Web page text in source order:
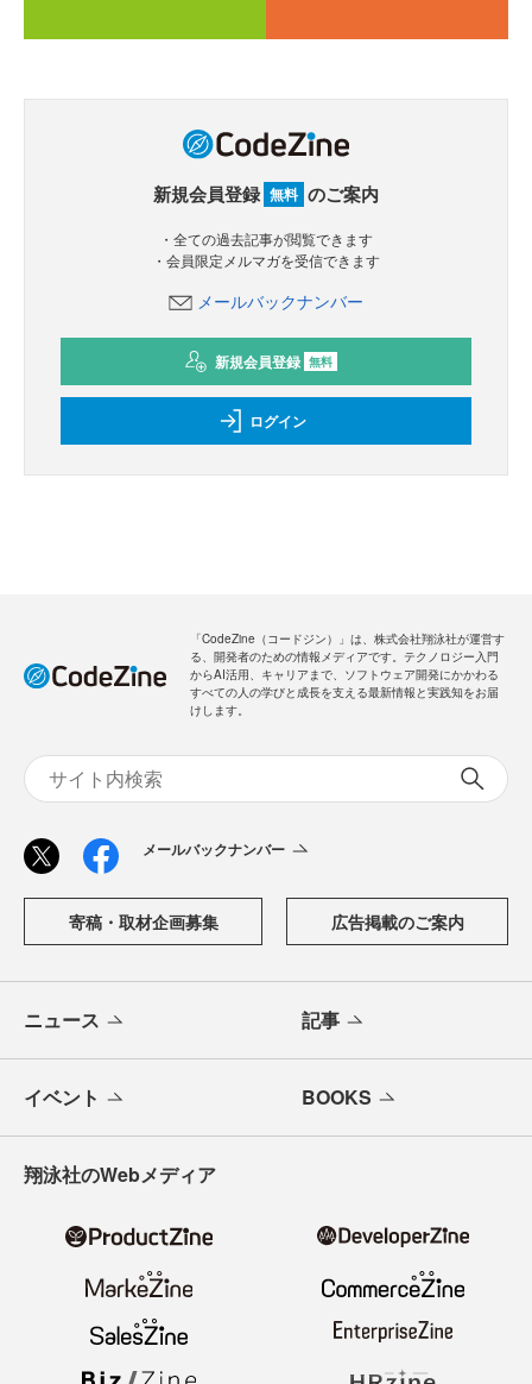
新規会員登録 無料 のご案内
・全ての過去記事が閲覧できます
・会員限定メルマガを受信できます
メールバックナンバー
新規会員登録 無料
ログイン
「CodeZine（コードジン）」は、株式会社翔泳社が運営す
る、開発者のための情報メディアです。テクノロジー入門
からAI活用、キャリアまで、ソフトウェア開発にかかわる
すべての人の学びと成長を支える最新情報と実践知をお届
けします。
メールバックナンバー
寄稿・取材企画募集 広告掲載のご案内
ニュース 記事
イベント BOOKS
翔泳社のWebメディア